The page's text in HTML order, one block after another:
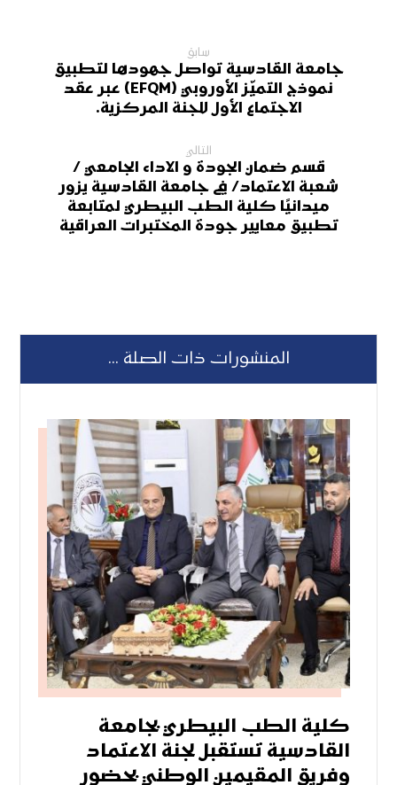
سابق
جامعة القادسية تواصل جهودها لتطبيق
نموذج التميّز الأوروبي (EFQM) عبر عقد
الاجتماع الأول للجنة المركزية.
التالي
قسم ضمان الجودة و الاداء الجامعي /
شعبة الاعتماد/ في جامعة القادسية يزور
ميدانيًا كلية الطب البيطري لمتابعة
تطبيق معايير جودة المختبرات العراقية
المنشورات ذات الصلة ...
كلية الطب البيطري بجامعة
القادسية تستقبل لجنة الاعتماد
وفريق المقيمين الوطني بحضور